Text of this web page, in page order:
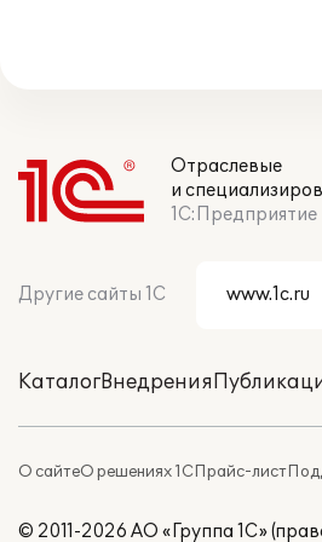
Отраслевые
и
1С:Предприятие
Другие сайты 1С
КаталогВнедрения
О сайтеО решениях 1СПрайс-лист
© 2011-2026 АО «Группа 1С»